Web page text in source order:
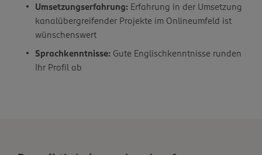
Umsetzungserfahrung: Erfahrung in der Umsetzung
kanalübergreifender Projekte im Onlineumfeld ist
wünschenswert
Sprachkenntnisse: Gute Englischkenntnisse runden
Ihr Profil ab